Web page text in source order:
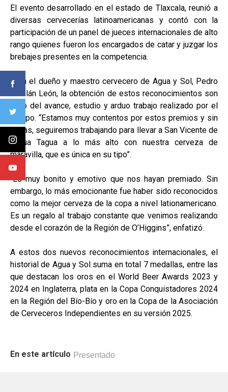
El evento desarrollado en el estado de Tlaxcala, reunió a
diversas cervecerías latinoamericanas y contó con la
participación de un panel de jueces internacionales de alto
rango quienes fueron los encargados de catar y juzgar los
brebajes presentes en la competencia.
Para el dueño y maestro cervecero de Agua y Sol, Pedro
Catalán León, la obtención de estos reconocimientos son
fruto del avance, estudio y arduo trabajo realizado por el
equipo. “Estamos muy contentos por estos premios y sin
dudas, seguiremos trabajando para llevar a San Vicente de
Tagua Tagua a lo más alto con nuestra cerveza de
maravilla, que es única en su tipo”.
“Es muy bonito y emotivo que nos hayan premiado. Sin
embargo, lo más emocionante fue haber sido reconocidos
como la mejor cerveza de la copa a nivel lationamericano.
Es un regalo al trabajo constante que venimos realizando
desde el corazón de la Región de O’Higgins”, enfatizó.
A estos dos nuevos reconocimientos internacionales, el
historial de Agua y Sol suma en total 7 medallas, entre las
que destacan los oros en el World Beer Awards 2023 y
2024 en Inglaterra, plata en la Copa Conquistadores 2024
en la Región del Bío-Bío y oro en la Copa de la Asociación
de Cerveceros Independientes en su versión 2025.
En este artículo Presentado